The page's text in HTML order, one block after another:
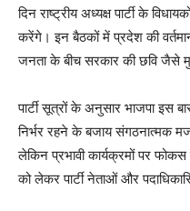
दिन राष्ट्रीय अध्यक्ष पार्टी के
करेंगे। इन बैठकों में प्रदेश की
जनता के बीच सरकार की छवि जैसे
पार्टी सूत्रों के अनुसार भाजपा इस
निर्भर रहने के बजाय संगठनात्मक
लेकिन प्रभावी कार्यक्रमों पर फोकस
को लेकर पार्टी नेताओं और